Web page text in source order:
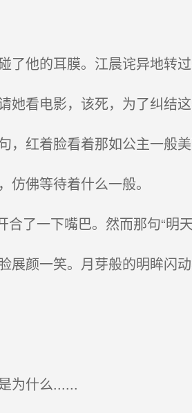
他的耳膜。江晨诧异地转
看电影，该死，为了纠结
红着脸看着那如公主一般美
佛等待着什么一般。
了一下嘴巴。然而那句“明
颜一笑。月芽般的明眸闪动
为什么......